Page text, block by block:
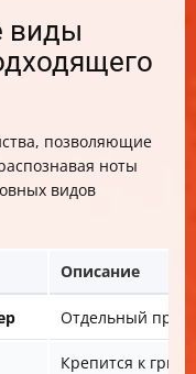
виды
позволяющие
ноты
видов
Описание
Отдельный
Крепится к